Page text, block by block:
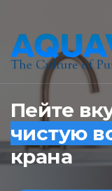
Пейте
чистую
крана